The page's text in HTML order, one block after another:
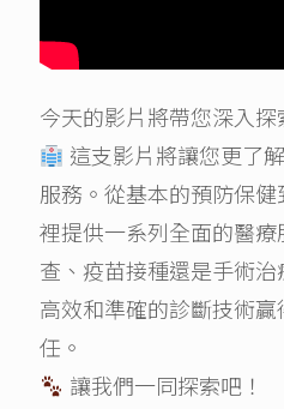
今天的影片將帶您深入探
這支影片將讓您更了
服務。從基本的預防保
裡提供一系列全面的醫
查、疫苗接種還是手術
高效和準確的診斷技術
任。
讓我們一同探索吧！